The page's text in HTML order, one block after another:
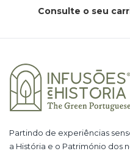
Consulte o seu
Partindo de experiências
a História e o Património dos